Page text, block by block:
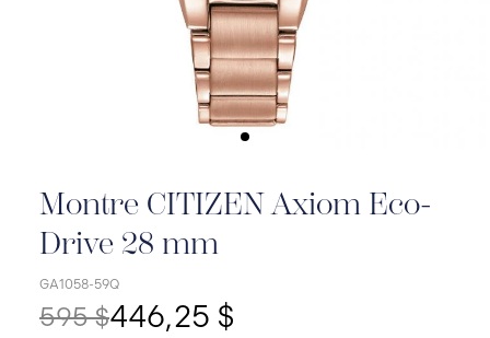
Montre CITIZEN Axiom Eco-
Drive 28 mm
GA1058-59Q
595 $446,25 $